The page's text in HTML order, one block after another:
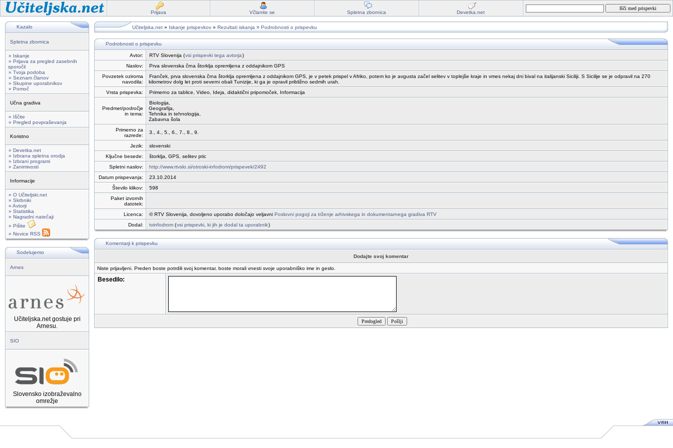
Prijava Včlanite se Spletna zbornica Devetka.net
Kazalo
Spletna zbornica
» Iskanje
» Prijava za pregled zasebnih
sporočil
» Tvoja podoba
» Seznam članov
» Skupine uporabnikov
» Pomoč
Učna gradiva
» Iščite
» Pregled povpraševanja
Koristno
» Devetka.net
» Izbrana spletna orodja
» Izbrani programi
» Zanimivosti
Informacije
» O Učiteljski.net
» Skrbniki
» Avtorji
» Statistika
» Nagradni natečaji
» Pišite
» Novice RSS
Sodelujemo
Arnes
Učiteljska.net gostuje pri
Arnesu.
SIO
Slovensko izobraževalno
omrežje
Učiteljska.net » Iskanje prispevkov » Rezultati iskanja » Podrobnosti o prispevku
Podrobnosti o prispevku
Avtor: RTV Slovenija (vsi prispevki tega avtorja)
Naslov:
Prva slovenska črna štorklja opremljena z oddajnikom GPS
Povzetek oziroma
navodila:
Franček, prva slovenska črna štorklja opremljena z oddajnikom GPS, je v petek prispel v Afriko, potem ko je avgusta začel selitev v toplejše kraje in vmes nekaj dni bival na italijanski Siciliji. S Sicilije se je odpravil na 270
kilometrov dolg let proti severni obali Tunizije, ki ga je opravil približno sedmih urah.
Vrsta prispevka:
Primerno za tablice, Video, Ideja, didaktični pripomoček, Informacija
Predmet/področje
in tema:
Biologija,
Geografija,
Tehnika in tehnologija,
Zabavna šola
Primerno za
razrede:
3., 4., 5., 6., 7., 8., 9.
Jezik:
slovenski
Ključne besede:
štorklja, GPS, selitev ptic
Spletni naslov:
http://www.rtvslo.si/otroski-infodrom/prispevek/2492
Datum prispevanja:
23.10.2014
Število klikov:
598
Paket izvornih
datotek:
Licenca:
© RTV Slovenija, dovoljeno uporabo določajo veljavni Poslovni pogoji za trženje arhivskega in dokumentarnega gradiva RTV
Dodal:
tvinfodrom (vsi prispevki, ki jih je dodal ta uporabnik)
Komentarji k prispevku
Dodajte svoj komentar
Niste prijavljeni. Preden boste potrdili svoj komentar, boste morali vnesti svoje uporabniško ime in geslo.
Besedilo: